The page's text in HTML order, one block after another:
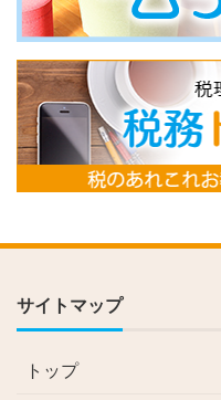
サイトマップ
トップ